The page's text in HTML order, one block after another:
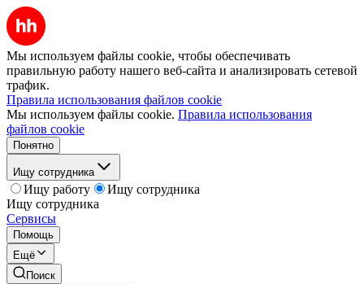
Мы используем файлы cookie, чтобы обеспечивать
правильную работу нашего веб-сайта и анализировать сетевой
трафик.
Правила использования файлов cookie
Мы используем файлы cookie. Правила использования
файлов cookie
Понятно
Ищу сотрудника
Ищу работу
Ищу сотрудника
Ищу сотрудника
Сервисы
Помощь
Ещё
Поиск